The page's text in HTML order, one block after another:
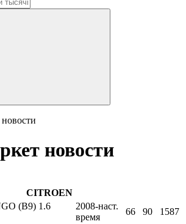
новости
CITROEN
(B9) 1.6
2008-наст.
время
66 90
1587